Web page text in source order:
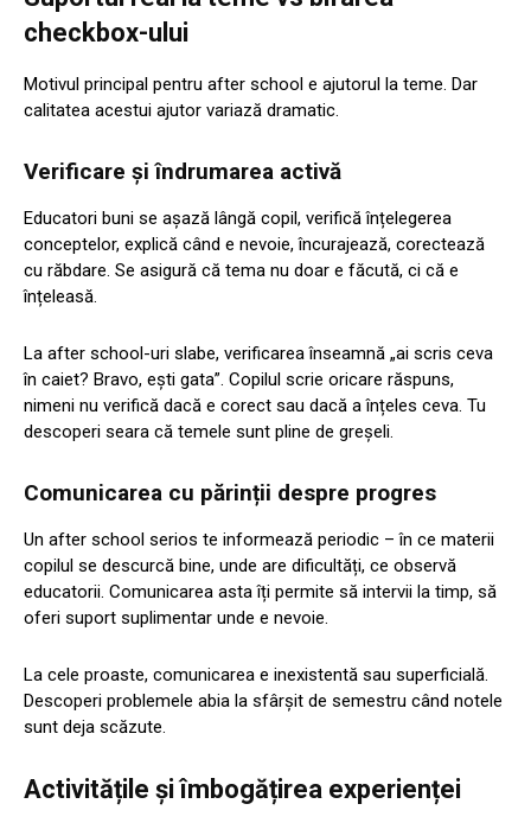
checkbox-ului
Motivul principal pentru after school e ajutorul la teme. Dar
calitatea acestui ajutor variază dramatic.
Verificare și îndrumarea activă
Educatori buni se așază lângă copil, verifică înțelegerea
conceptelor, explică când e nevoie, încurajează, corectează
cu răbdare. Se asigură că tema nu doar e făcută, ci că e
înțeleasă.
La after school-uri slabe, verificarea înseamnă „ai scris ceva
în caiet? Bravo, ești gata”. Copilul scrie oricare răspuns,
nimeni nu verifică dacă e corect sau dacă a înțeles ceva. Tu
descoperi seara că temele sunt pline de greșeli.
Comunicarea cu părinții despre progres
Un after school serios te informează periodic – în ce materii
copilul se descurcă bine, unde are dificultăți, ce observă
educatorii. Comunicarea asta îți permite să intervii la timp, să
oferi suport suplimentar unde e nevoie.
La cele proaste, comunicarea e inexistentă sau superficială.
Descoperi problemele abia la sfârșit de semestru când notele
sunt deja scăzute.
Activitățile și îmbogățirea experienței